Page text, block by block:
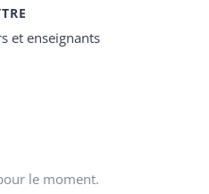
et enseignants
le moment.